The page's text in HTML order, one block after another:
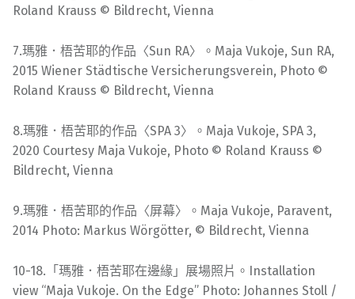
Roland Krauss © Bildrecht, Vienna
7.瑪雅．梧苦耶的作品〈Sun RA〉。Maja Vukoje, Sun RA,
2015 Wiener Städtische Versicherungsverein, Photo ©
Roland Krauss © Bildrecht, Vienna
8.瑪雅．梧苦耶的作品〈SPA 3〉。Maja Vukoje, SPA 3,
2020 Courtesy Maja Vukoje, Photo © Roland Krauss ©
Bildrecht, Vienna
9.瑪雅．梧苦耶的作品〈屏幕〉。Maja Vukoje, Paravent,
2014 Photo: Markus Wörgötter, © Bildrecht, Vienna
10-18.「瑪雅．梧苦耶在邊緣」展場照片。Installation
view “Maja Vukoje. On the Edge” Photo: Johannes Stoll /